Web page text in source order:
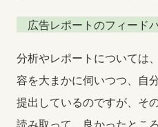
広告レポートのフィード
分析やレポートについては
容を大まかに伺いつつ、自
提出しているのですが、そ